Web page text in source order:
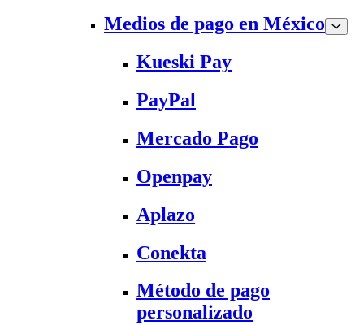
Medios de pago en México
Kueski Pay
PayPal
Mercado Pago
Openpay
Aplazo
Conekta
Método de pago
personalizado